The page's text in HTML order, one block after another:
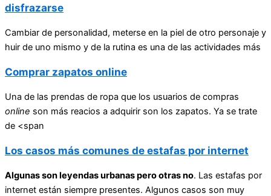
disfrazarse
Cambiar de personalidad, meterse en la piel de otro personaje y
huir de uno mismo y de la rutina es una de las actividades más
Comprar zapatos online
Una de las prendas de ropa que los usuarios de compras
online son más reacios a adquirir son los zapatos. Ya se trate
de <span
Los casos más comunes de estafas por internet
Algunas son leyendas urbanas pero otras no. Las estafas por
internet están siempre presentes. Algunos casos son muy